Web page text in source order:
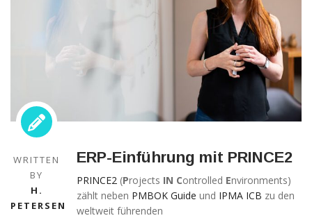
WRITTEN
BY
H.
PETERSEN
ERP-Einführung mit PRINCE2
PRINCE2 (Projects IN Controlled Environments)
zählt neben PMBOK Guide und IPMA ICB zu den
weltweit führenden
notwendige
optional,
sondern
technisch für
notwendig.
Daher ist hier
keine
Einschränkung
möglich.